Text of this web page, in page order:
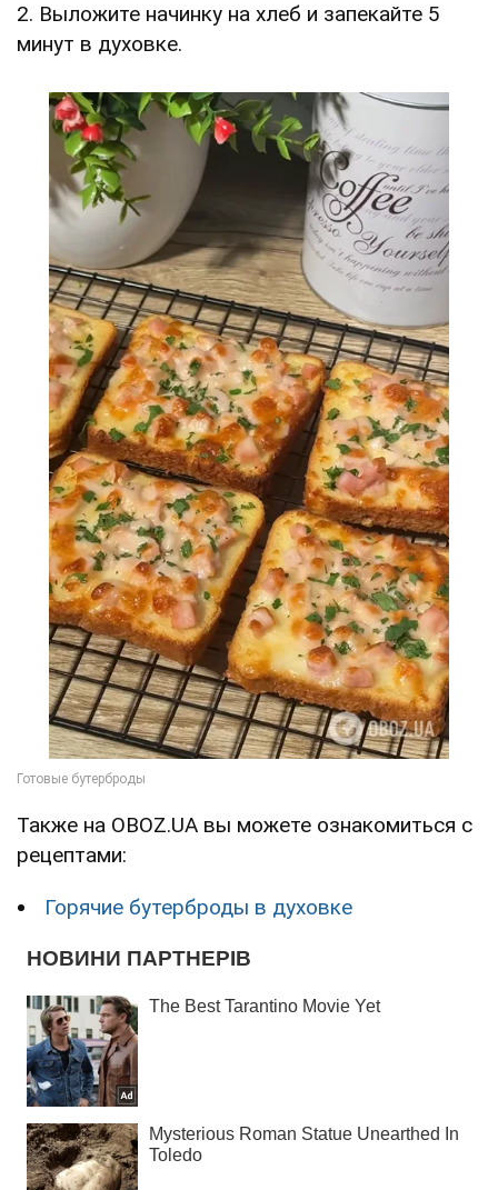
2. Выложите начинку на хлеб и запекайте 5
минут в духовке.
Также на OBOZ.UA вы можете ознакомиться с
рецептами:
Горячие бутерброды в духовке